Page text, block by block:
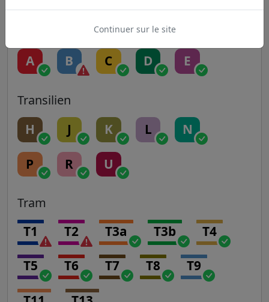
A B C D E
Transilien
H J K L N
P R U
Tram
T1 T2 T3a T3b T4
T5 T6 T7 T8 T9
Continuer sur le site